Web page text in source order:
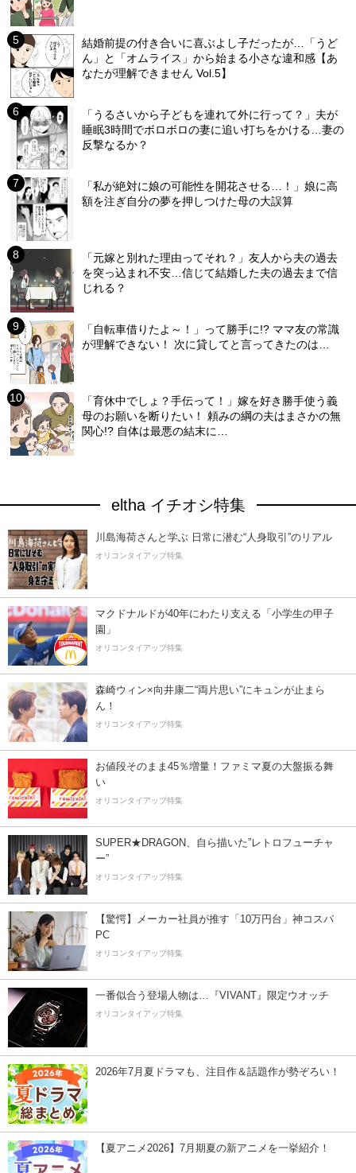
結婚前提の付き合いに喜ぶよし子だったが…「うど
ん」と「オムライス」から始まる小さな違和感【あ
なたが理解できません Vol.5】
「うるさいから子どもを連れて外に行って？」夫が
睡眠3時間でボロボロの妻に追い打ちをかける…妻の
反撃なるか？
「私が絶対に娘の可能性を開花させる…！」娘に高
額を注ぎ自分の夢を押しつけた母の大誤算
「元嫁と別れた理由ってそれ？」友人から夫の過去
を突っ込まれ不安…信じて結婚した夫の過去まで信
じれる？
「自転車借りたよ～！」って勝手に!? ママ友の常識
が理解できない！ 次に貸してと言ってきたのは…
「育休中でしょ？手伝って！」嫁を好き勝手使う義
母のお願いを断りたい！ 頼みの綱の夫はまさかの無
関心!? 自体は最悪の結末に…
eltha イチオシ特集
川島海荷さんと学ぶ 日常に潜む“人身取引”のリアル
オリコンタイアップ特集
マクドナルドが40年にわたり支える「小学生の甲子
園」
オリコンタイアップ特集
森崎ウィン×向井康二“両片思い”にキュンが止まら
ん！
オリコンタイアップ特集
お値段そのまま45％増量！ファミマ夏の大盤振る舞
い
オリコンタイアップ特集
SUPER★DRAGON、自ら描いた”レトロフューチャ
ー”
オリコンタイアップ特集
【驚愕】メーカー社員が推す「10万円台」神コスパ
PC
オリコンタイアップ特集
一番似合う登場人物は…『VIVANT』限定ウオッチ
オリコンタイアップ特集
2026年7月夏ドラマも、注目作＆話題作が勢ぞろい！
【夏アニメ2026】7月期夏の新アニメを一挙紹介！